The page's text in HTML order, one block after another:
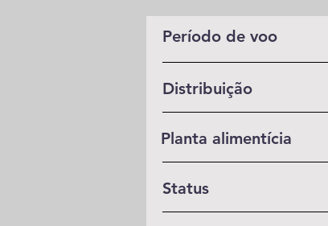
Período de voo
Distribuição
Planta alimentícia
Status